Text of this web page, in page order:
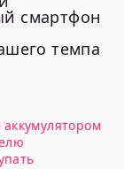
смартфон
темпа